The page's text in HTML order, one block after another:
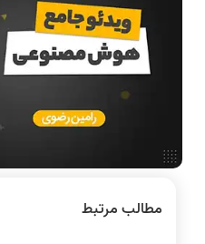
فناوری
آمادگی برای کنکور
دانشگاه ها
اخبار آزمون ها
دروس مهندسی کامپیوتر
مطالب مرتبط